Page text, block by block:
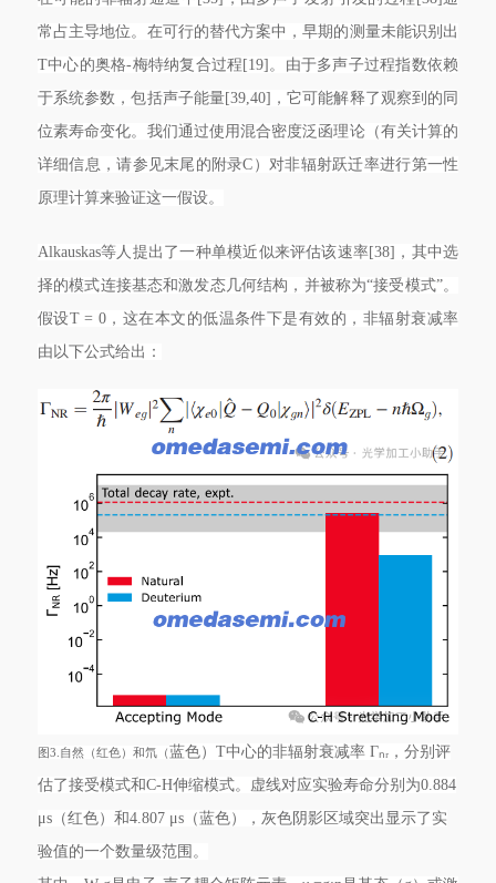
常占主导地位。在可行的替代方案中，早期的测量未能识别出
T中心的奥格-梅特纳复合过程[19]。由于多声子过程指数依赖
于系统参数，包括声子能量[39,40]，它可能解释了观察到的同
位素寿命变化。我们通过使用混合密度泛函理论（有关计算的
详细信息，请参见末尾的附录C）对非辐射跃迁率进行第一性
原理计算来验证这一假设。
Alkauskas等人提出了一种单模近似来评估该速率[38]，其中选
择的模式连接基态和激发态几何结构，并被称为“接受模式”。
假设T = 0，这在本文的低温条件下是有效的，非辐射衰减率
由以下公式给出：
图3.自然（红色）和氘（蓝色）T中心的非辐射衰减率 Γₙᵣ，分别评
估了接受模式和C-H伸缩模式。虚线对应实验寿命分别为0.884
μs（红色）和4.807 μs（蓝色），灰色阴影区域突出显示了实
验值的一个数量级范围。